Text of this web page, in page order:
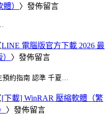
） 〉發佈留言
LINE 電腦版官方下載 2026 最
〉發佈留言
約指南 認準 千夏…
[下載] WinRAR 壓縮軟體（繁
〉發佈留言